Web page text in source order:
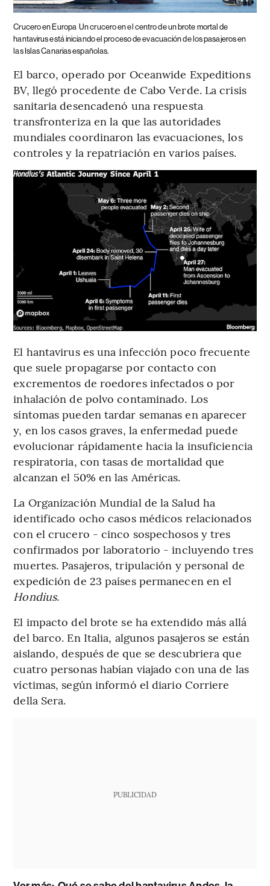
Crucero en Europa Un crucero en el centro de un brote mortal de
hantavirus está iniciando el proceso de evacuación de los pasajeros en
las Islas Canarias españolas.
El barco, operado por Oceanwide Expeditions
BV, llegó procedente de Cabo Verde. La crisis
sanitaria desencadenó una respuesta
transfronteriza en la que las autoridades
mundiales coordinaron las evacuaciones, los
controles y la repatriación en varios países.
El hantavirus es una infección poco frecuente
que suele propagarse por contacto con
excrementos de roedores infectados o por
inhalación de polvo contaminado. Los
síntomas pueden tardar semanas en aparecer
y, en los casos graves, la enfermedad puede
evolucionar rápidamente hacia la insuficiencia
respiratoria, con tasas de mortalidad que
alcanzan el 50% en las Américas.
La Organización Mundial de la Salud ha
identificado ocho casos médicos relacionados
con el crucero - cinco sospechosos y tres
confirmados por laboratorio - incluyendo tres
muertes. Pasajeros, tripulación y personal de
expedición de 23 países permanecen en el
Hondius.
El impacto del brote se ha extendido más allá
del barco. En Italia, algunos pasajeros se están
aislando, después de que se descubriera que
cuatro personas habían viajado con una de las
víctimas, según informó el diario Corriere
della Sera.
PUBLICIDAD